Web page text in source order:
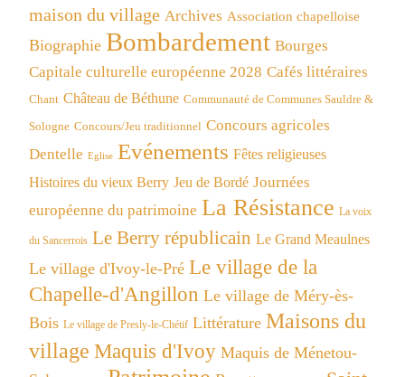
maison du village Archives Association chapelloise
Biographie Bombardement Bourges
Capitale culturelle européenne 2028 Cafés littéraires
Chant Château de Béthune Communauté de Communes Sauldre &
Sologne Concours/Jeu traditionnel Concours agricoles
Dentelle Eglise Evénements Fêtes religieuses
Histoires du vieux Berry Jeu de Bordé Journées
européenne du patrimoine La Résistance La voix
du Sancerrois Le Berry républicain Le Grand Meaulnes
Le village d'Ivoy-le-Pré Le village de la
Chapelle-d'Angillon Le village de Méry-ès-
Bois Le village de Presly-le-Chétif Littérature Maisons du
village Maquis d'Ivoy Maquis de Ménetou-